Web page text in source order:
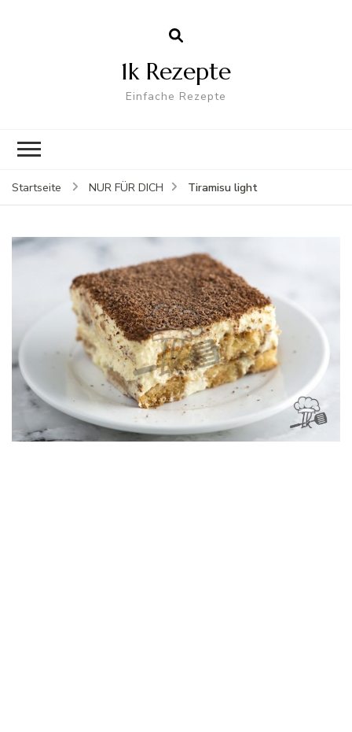
1k Rezepte
Einfache Rezepte
Startseite NUR FÜR DICH Tiramisu light